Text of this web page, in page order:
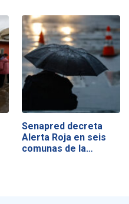
Senapred decreta
Alerta Roja en seis
comunas de la…